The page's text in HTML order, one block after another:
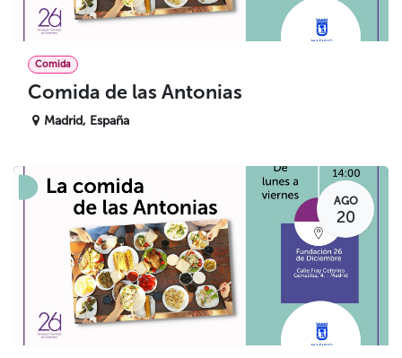
Comida
Comida de las Antonias
Madrid, España
AGO
20